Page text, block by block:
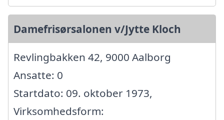
Damefrisørsalonen v/Jytte Kloch
Revlingbakken 42, 9000 Aalborg
Ansatte: 0
Startdato: 09. oktober 1973,
Virksomhedsform: